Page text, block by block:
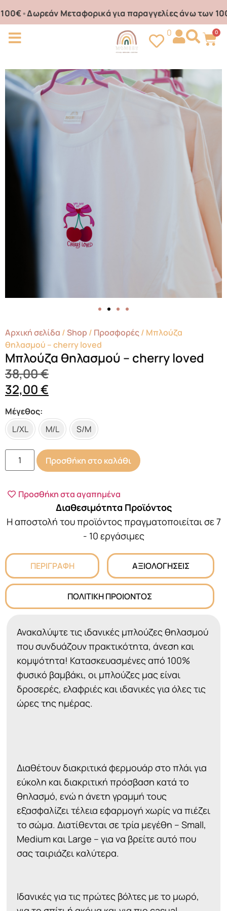
•Δωρεάν Μεταφορικά για παραγγελίες άνω των 100€•
0
0
Αρχική σελίδα / Shop / Προσφορές/ Μπλούζα
θηλασμού – cherry loved
Μπλούζα θηλασμού – cherry loved
38,00€
32,00€
Μέγεθος
L/XL
M/L S/M
Προσθήκη στο καλάθι
Προσθήκη στα αγαπημένα
Διαθεσιμότητα Προϊόντος
Η αποστολή του προϊόντος πραγματοποιείται σε 7
- 10 εργάσιμες
ΠΕΡΙΓΡΑΦΗ ΑΞΙΟΛΟΓΗΣΕΙΣ
ΠΟΛΙΤΙΚΗ ΠΡΟΙΟΝΤΟΣ
Ανακαλύψτε τις ιδανικές μπλούζες θηλασμού
που συνδυάζουν πρακτικότητα, άνεση και
κομψότητα! Κατασκευασμένες από 100%
φυσικό βαμβάκι, οι μπλούζες μας είναι
δροσερές, ελαφριές και ιδανικές για όλες τις
ώρες της ημέρας.
Διαθέτουν διακριτικά φερμουάρ στο πλάι για
εύκολη και διακριτική πρόσβαση κατά το
θηλασμό, ενώ η άνετη γραμμή τους
εξασφαλίζει τέλεια εφαρμογή χωρίς να πιέζει
το σώμα. Διατίθενται σε τρία μεγέθη – Small,
Medium και Large – για να βρείτε αυτό που
σας ταιριάζει καλύτερα.
Ιδανικές για τις πρώτες βόλτες με το μωρό,